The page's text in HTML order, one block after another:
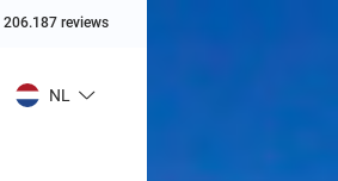
206.187 reviews
NL